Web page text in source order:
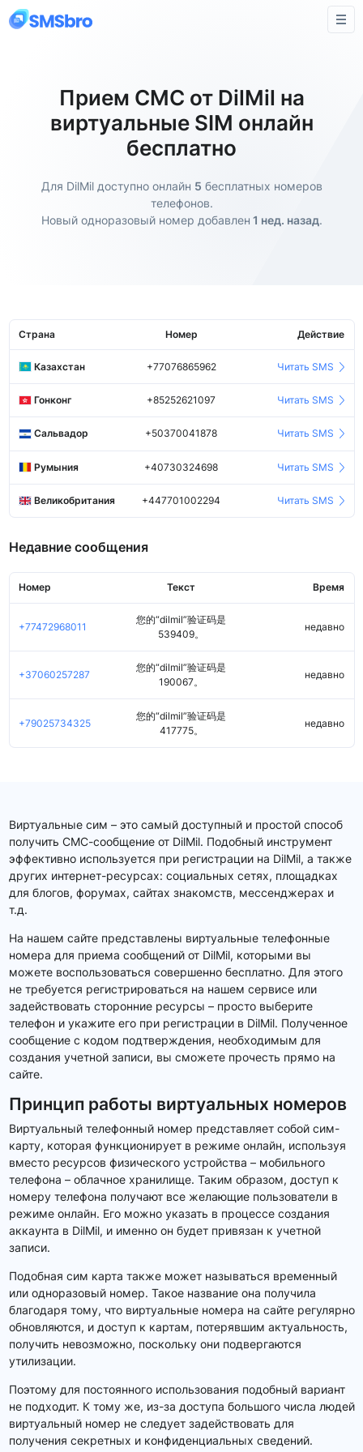
Прием СМС от DilMil на
виртуальные SIM онлайн
бесплатно
Для DilMil доступно онлайн 5 бесплатных номеров
телефонов.
Новый одноразовый номер добавлен 1 нед. назад.
Страна Номер Действие
Казахстан +77076865962 Читать SMS
Гонконг +85252621097 Читать SMS
Сальвадор +50370041878 Читать SMS
Румыния +40730324698 Читать SMS
Великобритания +447701002294 Читать SMS
Недавние сообщения
Номер Текст Время
+77472968011
您的“dilmil”验证码是
539409。
недавно
+37060257287
您的“dilmil”验证码是
190067。
недавно
+79025734325
您的“dilmil”验证码是
417775。
недавно
Виртуальные сим – это самый доступный и простой способ
получить СМС-сообщение от DilMil. Подобный инструмент
эффективно используется при регистрации на DilMil, а также
других интернет-ресурсах: социальных сетях, площадках
для блогов, форумах, сайтах знакомств, мессенджерах и
т.д.
На нашем сайте представлены виртуальные телефонные
номера для приема сообщений от DilMil, которыми вы
можете воспользоваться совершенно бесплатно. Для этого
не требуется регистрироваться на нашем сервисе или
задействовать сторонние ресурсы – просто выберите
телефон и укажите его при регистрации в DilMil. Полученное
сообщение с кодом подтверждения, необходимым для
создания учетной записи, вы сможете прочесть прямо на
сайте.
Принцип работы виртуальных номеров
Виртуальный телефонный номер представляет собой сим-
карту, которая функционирует в режиме онлайн, используя
вместо ресурсов физического устройства – мобильного
телефона – облачное хранилище. Таким образом, доступ к
номеру телефона получают все желающие пользователи в
режиме онлайн. Его можно указать в процессе создания
аккаунта в DilMil, и именно он будет привязан к учетной
записи.
Подобная сим карта также может называться временный
или одноразовый номер. Такое название она получила
благодаря тому, что виртуальные номера на сайте регулярно
обновляются, и доступ к картам, потерявшим актуальность,
получить невозможно, поскольку они подвергаются
утилизации.
Поэтому для постоянного использования подобный вариант
не подходит. К тому же, из-за доступа большого числа людей
виртуальный номер не следует задействовать для
получения секретных и конфиденциальных сведений.